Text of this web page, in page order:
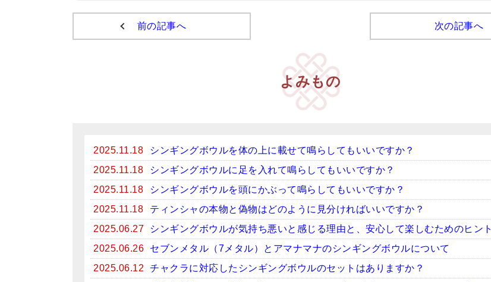
前の記事へ 次の記事へ
よみもの
2025.11.18
シンギングボウルを体の上に載せて鳴らしてもいいですか？
2025.11.18
シンギングボウルに足を入れて鳴らしてもいいですか？
2025.11.18
シンギングボウルを頭にかぶって鳴らしてもいいですか？
2025.11.18
ティンシャの本物と偽物はどのように見分ければいいですか？
2025.06.27
シンギングボウルが気持ち悪いと感じる理由と、安心して楽しむためのヒント
2025.06.26
セブンメタル（7メタル）とアマナマナのシンギングボウルについて
2025.06.12
チャクラに対応したシンギングボウルのセットはありますか？